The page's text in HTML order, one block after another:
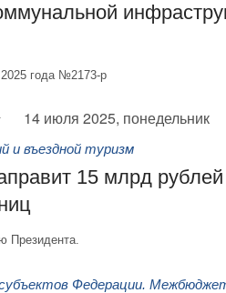
2025 года №2173-р
14 июля 2025, понедельник
и въездной туризм
15 млрд
Президента.
Федерации.